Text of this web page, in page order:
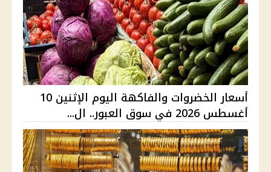
أسعار الخضروات والفاكهة اليوم الإثنين 10
أغسطس 2026 في سوق العبور.. ال...